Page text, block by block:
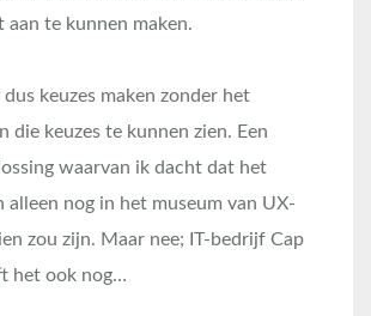
aan te kunnen maken.
dus keuzes maken zonder het
die keuzes te kunnen zien. Een
waarvan ik dacht dat het
alleen nog in het museum van UX-
zou zijn. Maar nee; IT-bedrijf Cap
het ook nog…